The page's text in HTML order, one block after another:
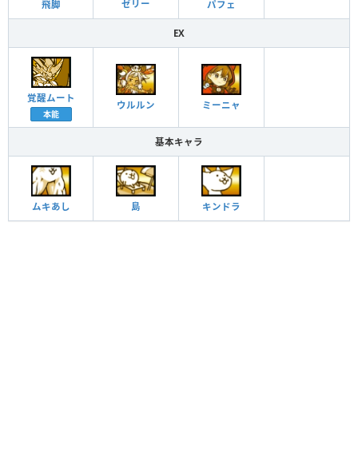
飛脚 ゼリー パフェ
EX
覚醒ムート
本能
ウルルン ミーニャ
基本キャラ
ムキあし 島 キンドラ